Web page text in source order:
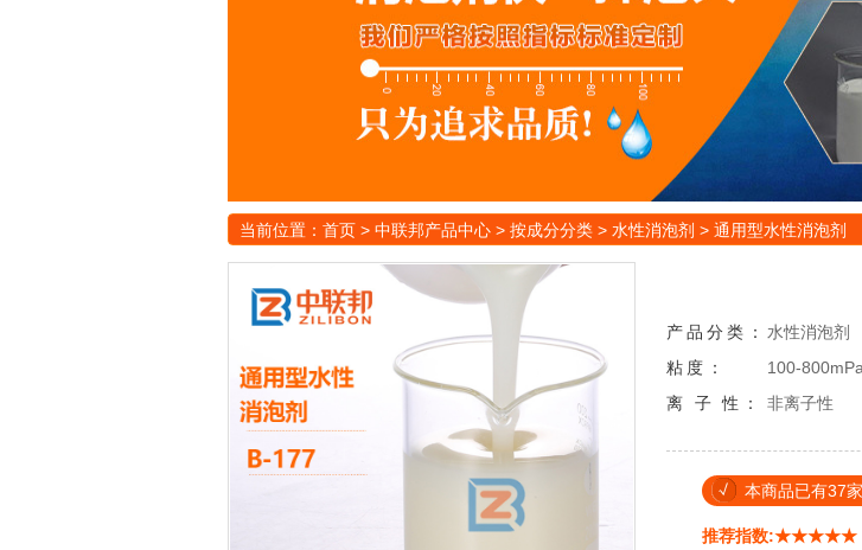
当前位置： 首页 > 中联邦产品中心 > 按成分分类 > 水性消泡剂 > 通用型水性消泡剂
产品分类： 水性消泡剂
粘 度： 100-
离
子 性： 非离子性
本商品已有37
推荐指数:★★★★★